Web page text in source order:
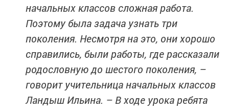
начальных классов сложная работа.
Поэтому была задача узнать три
поколения. Несмотря на это, они хорошо
справились, были работы, где рассказали
родословную до шестого поколения, –
говорит учительница начальных классов
Ландыш Ильина. – В ходе урока ребята